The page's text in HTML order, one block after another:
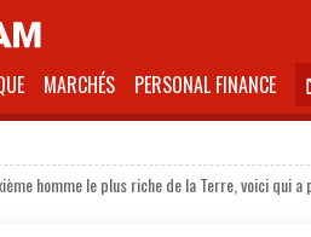
MARCHÉS PERSONAL FINANCE
homme le plus riche de la Terre, voici qui